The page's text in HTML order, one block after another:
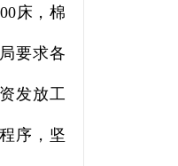
床，棉
要求各
发放工
序，坚